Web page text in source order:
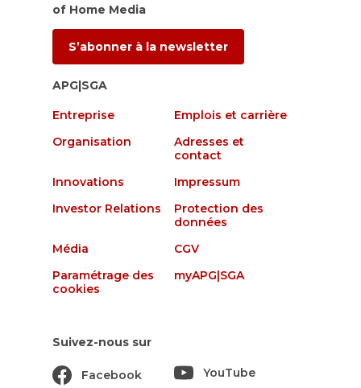
of Home Media
S’abonner à la newsletter
APG|SGA
Entreprise
Emplois et carrière
Organisation
Adresses et
contact
Innovations
Impressum
Investor Relations
Protection des
données
Média
CGV
Paramétrage des
cookies
myAPG|SGA
Suivez-nous sur
Facebook YouTube